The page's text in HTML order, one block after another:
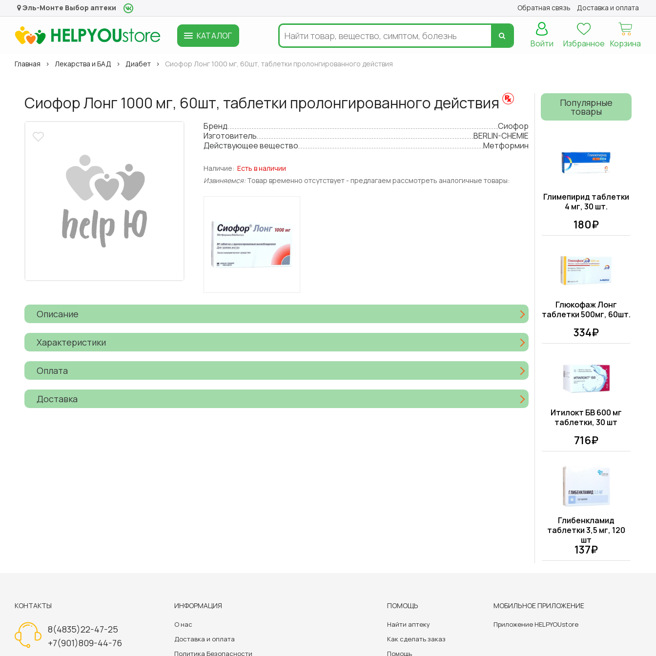
Эль-Монте Выбор аптеки Обратная связь Доставка и оплата
КАТАЛОГ
Корзина
Избранное
Войти
Главная Лекарства и БАД Диабет Сиофор Лонг 1000 мг, 60шт, таблетки пролонгированного действия
Сиофор Лонг 1000 мг, 60шт, таблетки пролонгированного действия
Бренд
Сиофор
Изготовитель
BERLIN-CHEMIE
Действующее вещество
Метформин
Наличие: Есть в наличии
Извиняемся: Товар временно отсутствует - предлагаем рассмотреть аналогичные товары:
Описание
Характеристики
Оплата
Доставка
Популярные
товары
Глимепирид таблетки
4 мг, 30 шт.
180₽
Глюкофаж Лонг
таблетки 500мг, 60шт.
334₽
Итилокт БВ 600 мг
таблетки, 30 шт
716₽
Глибенкламид
таблетки 3,5 мг, 120
шт
137₽
КОНТАКТЫ
8(4835)22-47-25
+7(901)809-44-76
ИНФОРМАЦИЯ
О нас
Доставка и оплата
Политика Безопасности
ПОМОЩЬ
Найти аптеку
Как сделать заказ
Помощь
МОБИЛЬНОЕ ПРИЛОЖЕНИЕ
Приложение HELPYOUstore